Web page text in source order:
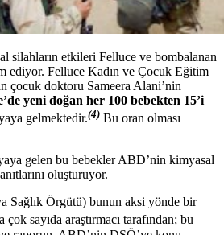
silahların etkileri Felluce ve bombalanan
ediyor. Felluce Kadın ve Çocuk Eğitim
çocuk doktoru Sameera Alani’nin
yeni doğan her 100 bebekten 15’i
gelmektedir.(4) Bu oran olması
gelen bu bebekler ABD’nin kimyasal
oluşturuyor.
Sağlık Örgütü) bunun aksi yönde bir
çok sayıda araştırmacı tarafından; bu